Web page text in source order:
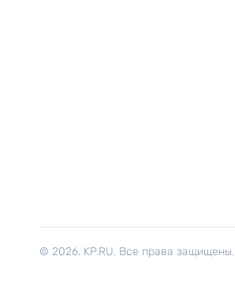
© 2026. KP.RU. Все права защищены.